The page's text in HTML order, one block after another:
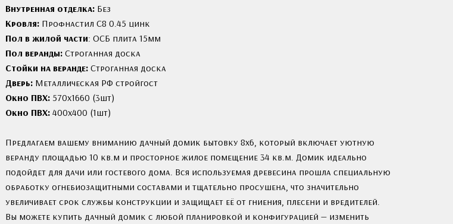
Внутренная отделка: Без
Кровля: Профнастил С8 0.45 цинк
Пол в жилой части: ОСБ плита 15мм
Пол веранды: Строганная доска
Стойки на веранде: Строганная доска
Дверь: Металлическая РФ стройгост
Окно ПВХ: 570х1660 (3шт)
Окно ПВХ: 400х400 (1шт)
Предлагаем вашему вниманию дачный домик бытовку 8x6, который включает уютную
веранду площадью 10 кв.м и просторное жилое помещение 34 кв.м. Домик идеально
подойдет для дачи или гостевого дома. Вся используемая древесина прошла специальную
обработку огнебиозащитными составами и тщательно просушена, что значительно
увеличивает срок службы конструкции и защищает её от гниения, плесени и вредителей.
Вы можете купить дачный домик с любой планировкой и конфигурацией — изменить